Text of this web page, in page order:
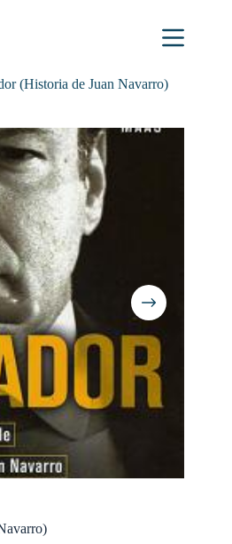
(Historia de Juan Navarro)